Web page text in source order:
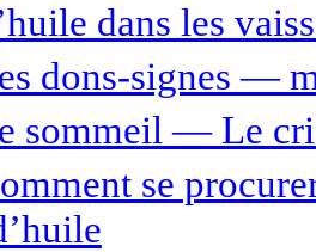
dans les
dons-signes —
sommeil — Le cri
se